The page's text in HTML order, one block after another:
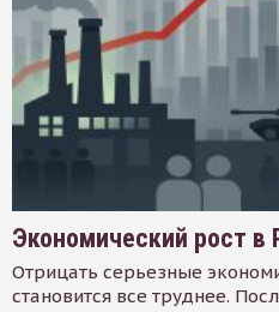
Экономический рост в
Отрицать серьезные
становится все труднее.